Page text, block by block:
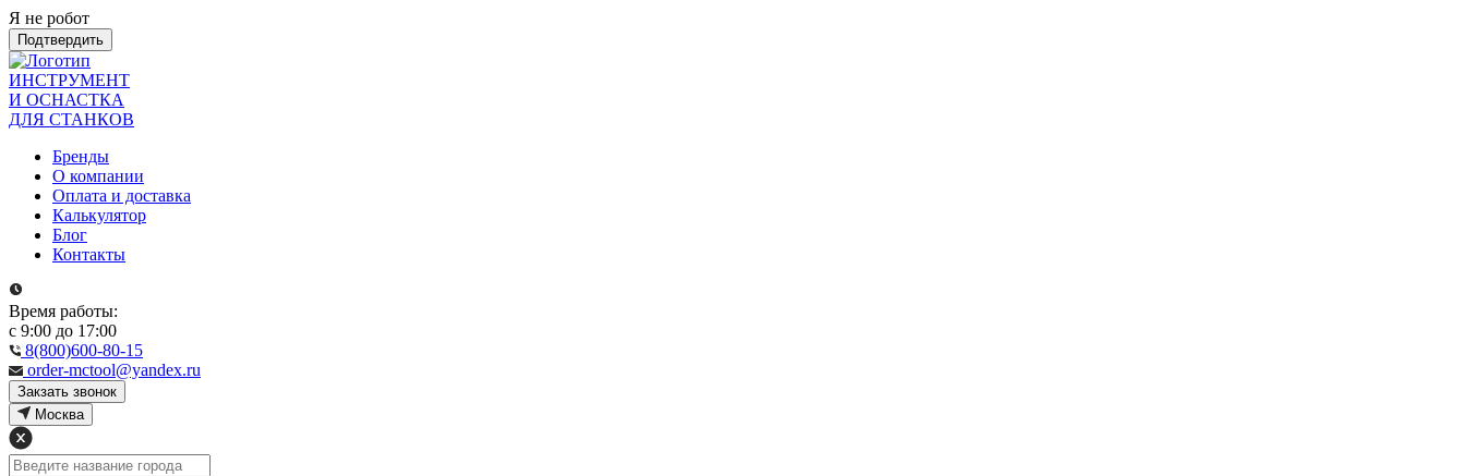
Я не робот
Подтвердить
ИНСТРУМЕНТ
И ОСНАСТКА
ДЛЯ СТАНКОВ
Бренды
О компании
Оплата и доставка
Калькулятор
Блог
Контакты
Время работы:
с 9:00 до 17:00
8(800)600-80-15
order-mctool@yandex.ru
Закзать звонок
Москва